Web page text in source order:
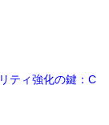
ティ強化の鍵：C